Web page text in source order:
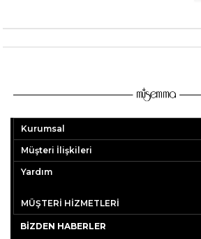
Kurumsal
Müşteri İlişkileri
Yardım
MÜŞTERİ HİZMETLERİ
BIZDEN HABERLER